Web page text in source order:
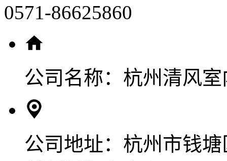
0571-86625860
公司名称： 杭州清风
公司地址： 杭州市钱